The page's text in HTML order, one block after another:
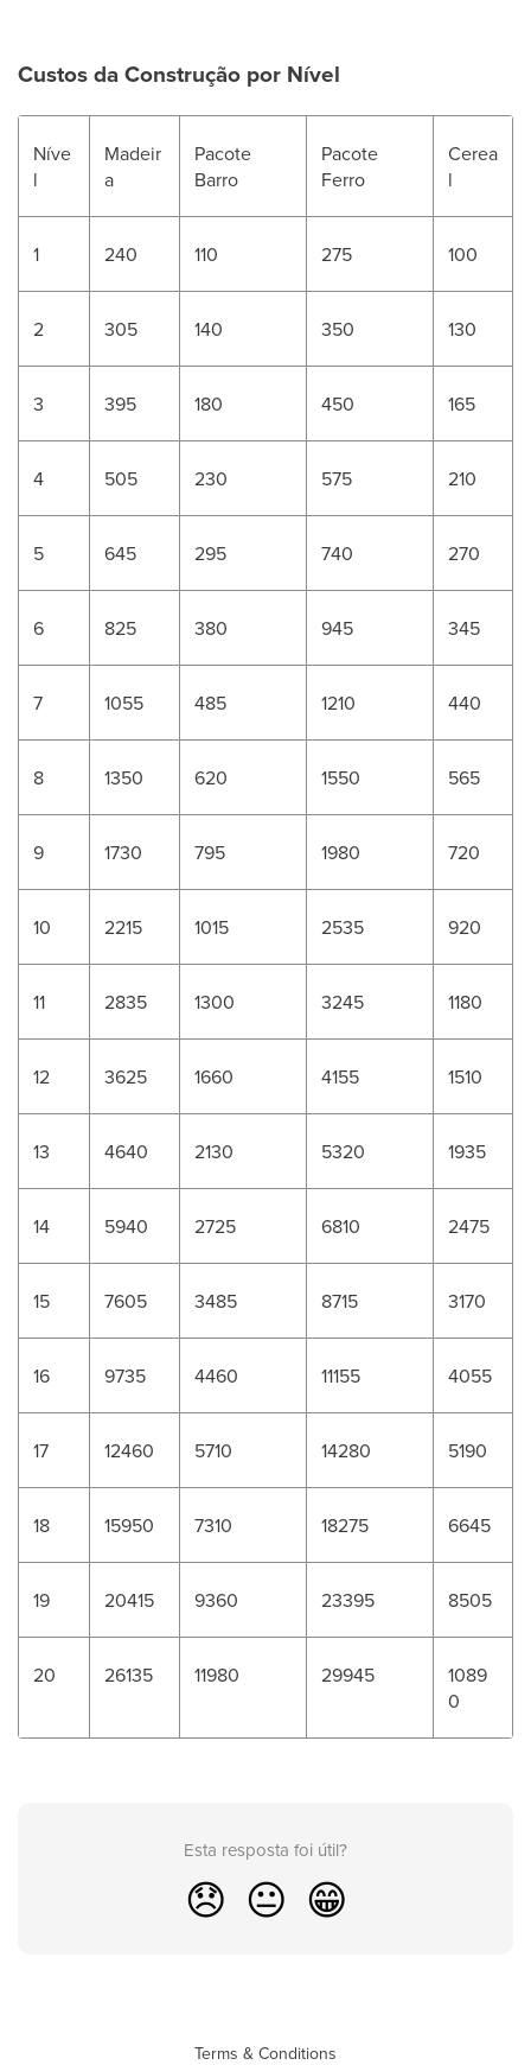
Custos da Construção por Nível
Níve
l
Madeir
a
Pacote
Barro
Pacote
Ferro
Cerea
l
1 240 110 275 100
2 305 140 350 130
3 395 180 450 165
4 505 230 575 210
5 645 295 740 270
6 825 380 945 345
7 1055 485 1210 440
8 1350 620 1550 565
9 1730 795 1980 720
10 2215 1015 2535 920
11 2835 1300 3245 1180
12 3625 1660 4155 1510
13 4640 2130 5320 1935
14 5940 2725 6810 2475
15 7605 3485 8715 3170
16 9735 4460 11155 4055
17 12460 5710 14280 5190
18 15950 7310 18275 6645
19 20415 9360 23395 8505
20 26135 11980 29945
1089
0
Esta resposta foi útil?
😞 😐 😁
Terms & Conditions